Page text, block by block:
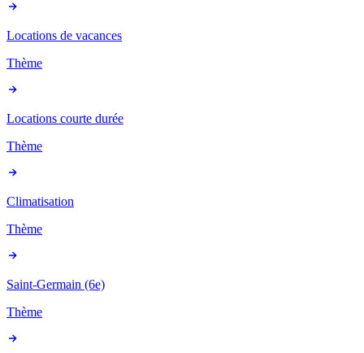
Locations de vacances
Thème
Locations courte durée
Thème
Climatisation
Thème
Saint-Germain (6e)
Thème